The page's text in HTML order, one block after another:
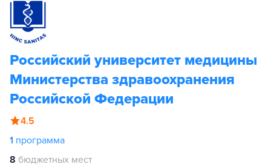
Российский университет медицины
Министерства здравоохранения
Российской Федерации
4.5
1 программа
8 бюджетных мест